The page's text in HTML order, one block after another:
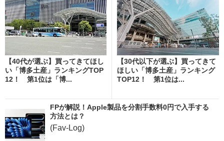
【40代が選ぶ】買ってきてほし
い「博多土産」ランキングTOP
12！ 第1位は「博...
【30代以下が選ぶ】買ってきて
ほしい「博多土産」ランキング
TOP12！ 第1位は...
FPが解説！Apple製品を分割手数料0円で入手する
方法とは？
(Fav-Log)